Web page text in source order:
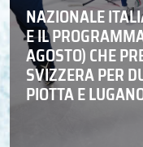
NAZIONALE
E IL
AGOSTO) CHE
SVIZZERA PER
PIOTTA E